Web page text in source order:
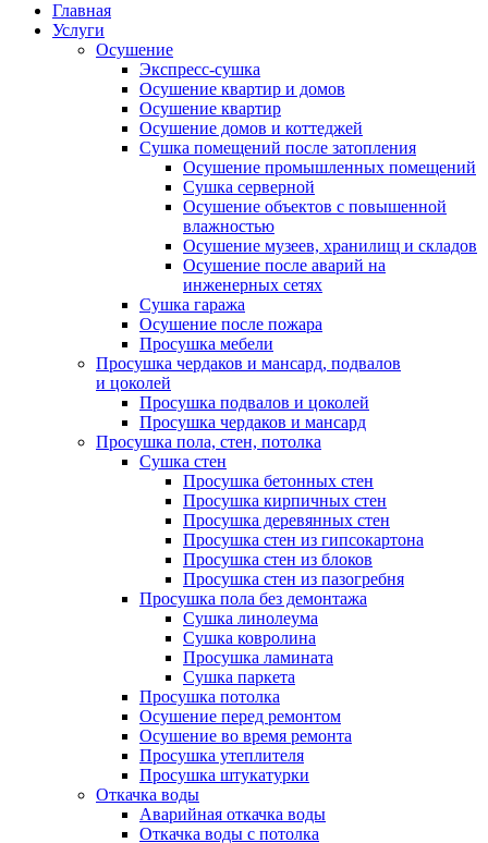
Главная
Услуги
Осушение
Экспресс-cушка
Осушение квартир и домов
Осушение квартир
Осушение домов и коттеджей
Сушка помещений после затопления
Осушение промышленных помещений
Сушка серверной
Осушение объектов с повышенной
влажностью
Осушение музеев, хранилищ и складов
Осушение после аварий на
инженерных сетях
Сушка гаража
Осушение после пожара
Просушка мебели
Просушка чердаков и мансард, подвалов
и цоколей
Просушка подвалов и цоколей
Просушка чердаков и мансард
Просушка пола, стен, потолка
Сушка стен
Просушка бетонных стен
Просушка кирпичных стен
Просушка деревянных стен
Просушка стен из гипсокартона
Просушка стен из блоков
Просушка стен из пазогребня
Просушка пола без демонтажа
Сушка линолеума
Сушка ковролина
Просушка ламината
Сушка паркета
Просушка потолка
Осушение перед ремонтом
Осушение во время ремонта
Просушка утеплителя
Просушка штукатурки
Откачка воды
Аварийная откачка воды
Откачка воды с потолка